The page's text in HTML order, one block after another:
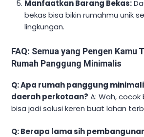
Manfaatkan Barang Bekas:
bekas bisa bikin rumahmu unik
lingkungan.
FAQ: Semua yang Pengen Kamu
Rumah Panggung Minimalis
Q: Apa rumah panggung
daerah perkotaan? A: Wah,
bisa jadi solusi keren buat lahan
Q: Berapa lama sih